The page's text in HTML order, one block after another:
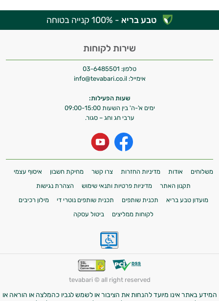
טבע בריא - 100% קנייה בטוחה
שירות לקוחות
טלפון: 03-6485501
אימייל: info@tevabari.co.il
שעות הפעילות:
ימים א'-ה' בין השעות 09:00-15:00
ערבי חג וחג – סגור.
משלוחים אודות מדיניות החזרות צרו קשר מחיקת חשבון
איסוף עצמי
תקנון האתר
מדיניות פרטיות ותנאי שימוש
הצהרת נגישות
מועדון טבע בריא
תכנית שותפים תכנית שותפים נוטרי די
מילון רכיבים
לקוחות ממליצים
ביטול עסקה
tevabari © all right reserved
המידע באתר אינו מיועד להנחות את הציבור או לשמש לגביו כהמלצה או הוראה או